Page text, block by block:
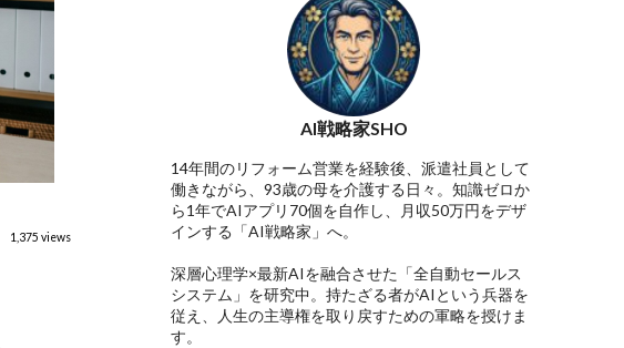
1,375 views
AI戦略家SHO
14年間のリフォーム営業を経験後、派遣社員として
働きながら、93歳の母を介護する日々。知識ゼロか
ら1年でAIアプリ70個を自作し、月収50万円をデザ
インする「AI戦略家」へ。
深層心理学×最新AIを融合させた「全自動セールス
システム」を研究中。持たざる者がAIという兵器を
従え、人生の主導権を取り戻すための軍略を授けま
す。